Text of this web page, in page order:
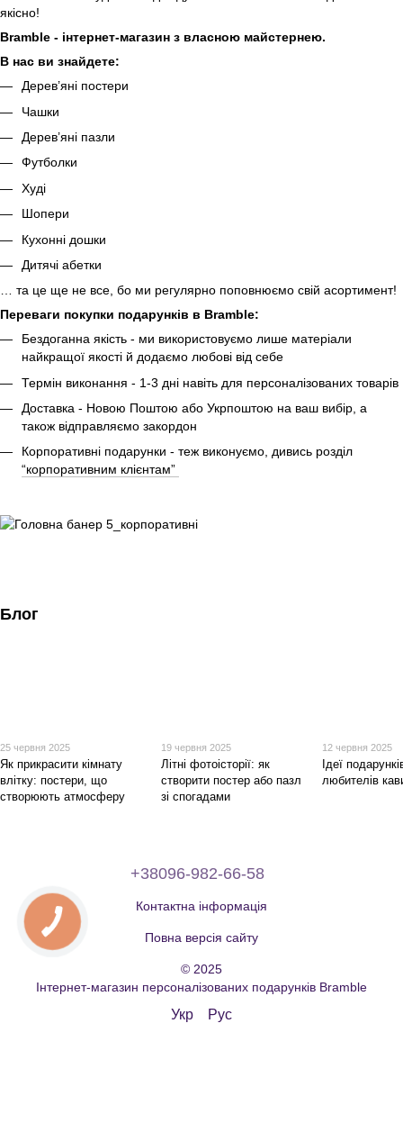
якісно!
Bramble - інтернет-магазин з власною майстернею.
В нас ви знайдете:
Дерев’яні постери
Чашки
Дерев’яні пазли
Футболки
Худі
Шопери
Кухонні дошки
Дитячі абетки
… та це ще не все, бо ми регулярно поповнюємо свій асортимент!
Переваги покупки подарунків в Bramble:
Бездоганна якість - ми використовуємо лише матеріали
найкращої якості й додаємо любові від себе
Термін виконання - 1-3 дні навіть для персоналізованих товарів
Доставка - Новою Поштою або Укрпоштою на ваш вибір, а
також відправляємо закордон
Корпоративні подарунки - теж виконуємо, дивись розділ
“корпоративним клієнтам”
Блог
25 червня 2025
Як прикрасити кімнату
влітку: постери, що
створюють атмосферу
19 червня 2025
Літні фотоісторії: як
створити постер або пазл
зі спогадами
12 червня 2025
Ідеї
любителів
+38096-982-66-58
Контактна інформація
Повна версія сайту
© 2025
Інтернет-магазин персоналізованих подарунків Bramble
Укр Рус